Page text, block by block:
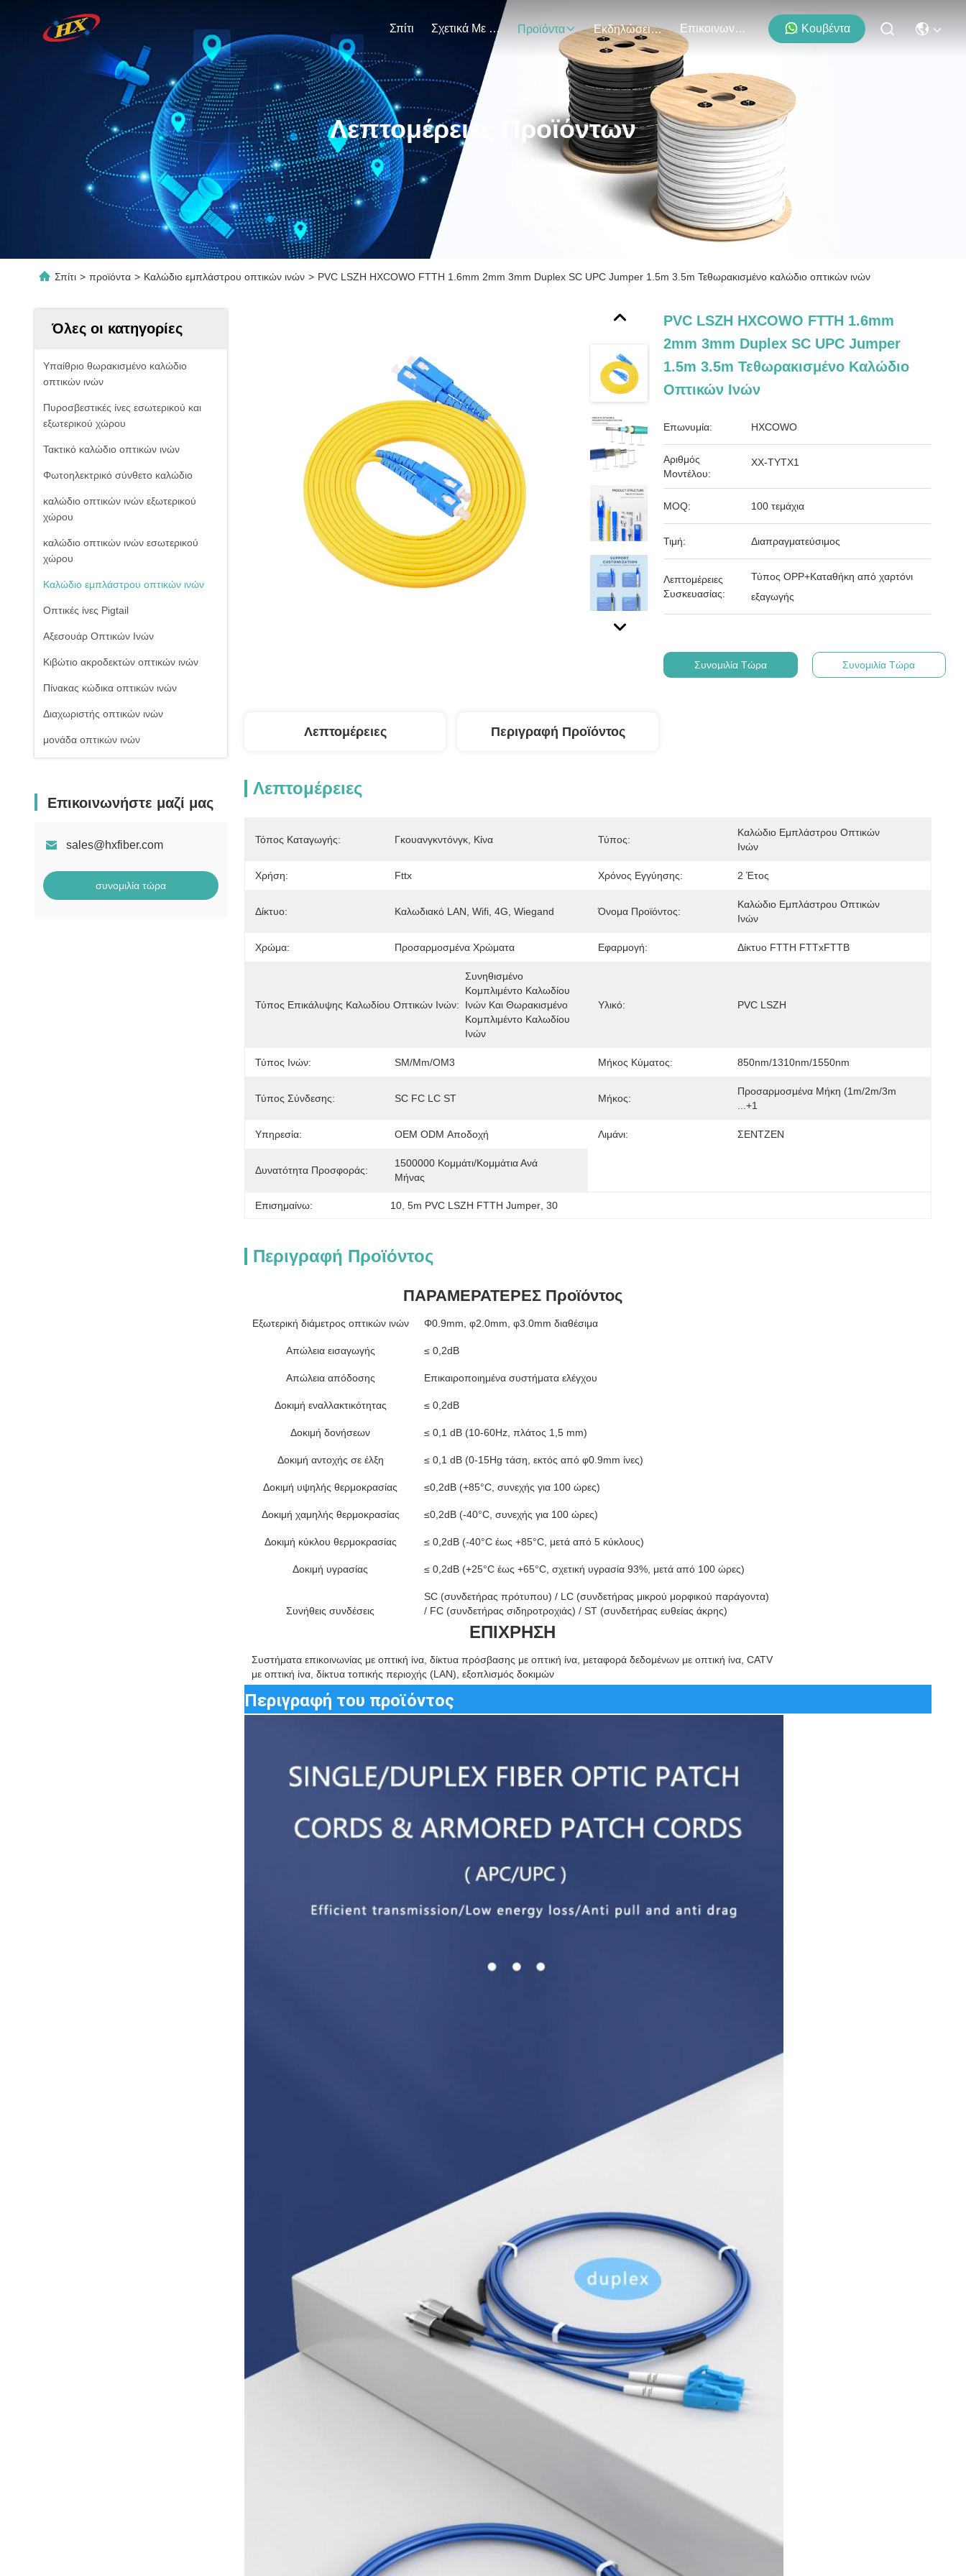
Σπίτι Σχετικά Με Εμάς Προϊόντα Εκδηλώσεις Επικοινωνήστε Μαζί Μας Κουβέντα
Λεπτομέρειες Προϊόντων
Σπίτι > προϊόντα > Καλώδιο εμπλάστρου οπτικών ινών > PVC LSZH HXCOWO FTTH 1.6mm 2mm 3mm Duplex SC UPC Jumper 1.5m 3.5m Τεθωρακισμένο καλώδιο οπτικών ινών
Όλες οι κατηγορίες
Υπαίθριο θωρακισμένο καλώδιο
οπτικών ινών
Πυροσβεστικές ίνες εσωτερικού και
εξωτερικού χώρου
Τακτικό καλώδιο οπτικών ινών
Φωτοηλεκτρικό σύνθετο καλώδιο
καλώδιο οπτικών ινών εξωτερικού
χώρου
καλώδιο οπτικών ινών εσωτερικού
χώρου
Καλώδιο εμπλάστρου οπτικών ινών
Οπτικές ίνες Pigtail
Αξεσουάρ Οπτικών Ινών
Κιβώτιο ακροδεκτών οπτικών ινών
Πίνακας κώδικα οπτικών ινών
Διαχωριστής οπτικών ινών
μονάδα οπτικών ινών
Επικοινωνήστε μαζί μας
sales@hxfiber.com
συνομιλία τώρα
PVC LSZH HXCOWO FTTH 1.6mm
2mm 3mm Duplex SC UPC Jumper
1.5m 3.5m Τεθωρακισμένο Καλώδιο
Οπτικών Ινών
Επωνυμία: HXCOWO
Αριθμός
Μοντέλου:
ΧΧ-TYTX1
MOQ: 100 τεμάχια
Τιμή: Διαπραγματεύσιμος
Λεπτομέρειες
Συσκευασίας:
Τύπος OPP+Καταθήκη από χαρτόνι
εξαγωγής
Συνομιλία Τώρα Συνομιλία Τώρα
Λεπτομέρειες Περιγραφή Προϊόντος
Λεπτομέρειες
Τόπος Καταγωγής: Γκουανγκντόνγκ, Κίνα Τύπος:
Καλώδιο Εμπλάστρου Οπτικών
Ινών
Χρήση: Fttx Χρόνος Εγγύησης: 2 Έτος
Δίκτυο: Καλωδιακό LAN, Wifi, 4G, Wiegand Όνομα Προϊόντος:
Καλώδιο Εμπλάστρου Οπτικών
Ινών
Χρώμα: Προσαρμοσμένα Χρώματα Εφαρμογή: Δίκτυο FTTH FTTxFTTB
Τύπος Επικάλυψης Καλωδίου Οπτικών Ινών:
Συνηθισμένο
Κομπλιμέντο Καλωδίου
Ινών Και Θωρακισμένο
Κομπλιμέντο Καλωδίου
Ινών
Υλικό: PVC LSZH
Τύπος Ινών: SM/mm/OM3 Μήκος Κύματος: 850nm/1310nm/1550nm
Τύπος Σύνδεσης: SC FC LC ST Μήκος:
Προσαρμοσμένα Μήκη (1m/2m/3m
...+1
Υπηρεσία: OEM ODM Αποδοχή Λιμάνι: ΣΕΝΤΖΕΝ
Δυνατότητα Προσφοράς:
1500000 Κομμάτι/κομμάτια Ανά
Μήνας
Επισημαίνω: 10 , 5m PVC LSZH FTTH Jumper , 30
Περιγραφή Προϊόντος
ΠΑΡΑΜΕΡΑΤΕΡΕΣ Προϊόντος
Εξωτερική διάμετρος οπτικών ινών Φ0.9mm, φ2.0mm, φ3.0mm διαθέσιμα
Απώλεια εισαγωγής ≤ 0,2dB
Απώλεια απόδοσης Επικαιροποιημένα συστήματα ελέγχου
Δοκιμή εναλλακτικότητας ≤ 0,2dB
Δοκιμή δονήσεων ≤ 0,1 dB (10-60Hz, πλάτος 1,5 mm)
Δοκιμή αντοχής σε έλξη ≤ 0,1 dB (0-15Hg τάση, εκτός από φ0.9mm ίνες)
Δοκιμή υψηλής θερμοκρασίας ≤0,2dB (+85°C, συνεχής για 100 ώρες)
Δοκιμή χαμηλής θερμοκρασίας ≤0,2dB (-40°C, συνεχής για 100 ώρες)
Δοκιμή κύκλου θερμοκρασίας ≤ 0,2dB (-40°C έως +85°C, μετά από 5 κύκλους)
Δοκιμή υγρασίας ≤ 0,2dB (+25°C έως +65°C, σχετική υγρασία 93%, μετά από 100 ώρες)
Συνήθεις συνδέσεις
SC (συνδετήρας πρότυπου) / LC (συνδετήρας μικρού μορφικού παράγοντα)
/ FC (συνδετήρας σιδηροτροχιάς) / ST (συνδετήρας ευθείας άκρης)
ΕΠΙΧΡΗΣΗ
Συστήματα επικοινωνίας με οπτική ίνα, δίκτυα πρόσβασης με οπτική ίνα, μεταφορά δεδομένων με οπτική ίνα, CATV
με οπτική ίνα, δίκτυα τοπικής περιοχής (LAN), εξοπλισμός δοκιμών
Περιγραφή του προϊόντος